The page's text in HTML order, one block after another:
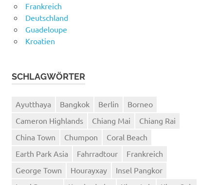
Frankreich
Deutschland
Guadeloupe
Kroatien
SCHLAGWÖRTER
Ayutthaya Bangkok Berlin
Borneo
Cameron Highlands
Chiang Mai
Chiang Rai
China Town
Chumpon
Coral Beach
Earth Park Asia
Fahrradtour
Frankreich
George Town
Hourayxay
Insel Pangkor